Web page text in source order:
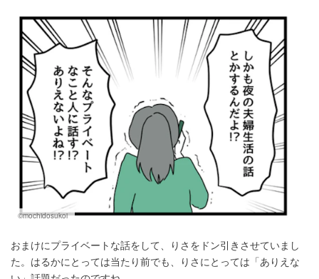
©mochidosukoi
おまけにプライベートな話をして、りさをドン引きさせていまし
た。はるかにとっては当たり前でも、りさにとっては「ありえな